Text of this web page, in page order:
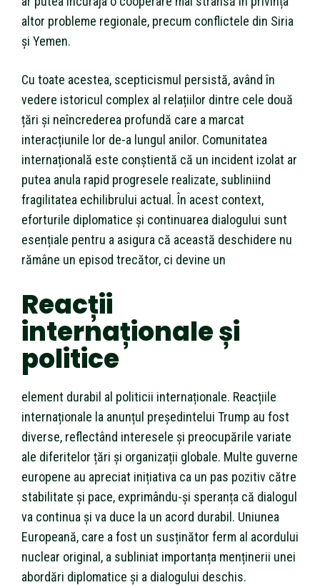
altor probleme regionale, precum conflictele din Siria
și Yemen.
Cu toate acestea, scepticismul persistă, având în
vedere istoricul complex al relațiilor dintre cele două
țări și neîncrederea profundă care a marcat
interacțiunile lor de-a lungul anilor. Comunitatea
internațională este conștientă că un incident izolat ar
putea anula rapid progresele realizate, subliniind
fragilitatea echilibrului actual. În acest context,
eforturile diplomatice și continuarea dialogului sunt
esențiale pentru a asigura că această deschidere nu
rămâne un episod trecător, ci devine un
Reacții
internaționale și
politice
element durabil al politicii internaționale. Reacțiile
internaționale la anunțul președintelui Trump au fost
diverse, reflectând interesele și preocupările variate
ale diferitelor țări și organizații globale. Multe guverne
europene au apreciat inițiativa ca un pas pozitiv către
stabilitate și pace, exprimându-și speranța că dialogul
va continua și va duce la un acord durabil. Uniunea
Europeană, care a fost un susținător ferm al acordului
nuclear original, a subliniat importanța menținerii unei
abordări diplomatice și a dialogului deschis.